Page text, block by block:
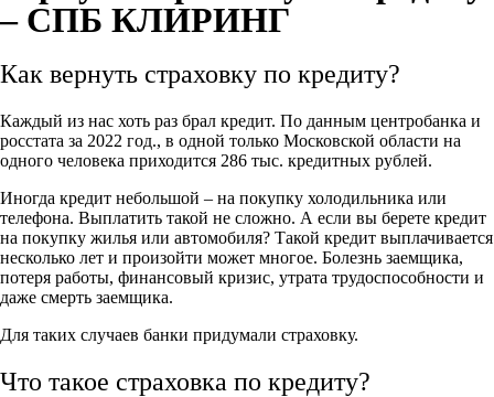
– СПБ КЛИРИНГ
Как вернуть страховку по кредиту?
Каждый из нас хоть раз брал кредит. По данным центробанка и
росстата за 2022 год., в одной только Московской области на
одного человека приходится 286 тыс. кредитных рублей.
Иногда кредит небольшой – на покупку холодильника или
телефона. Выплатить такой не сложно. А если вы берете кредит
на покупку жилья или автомобиля? Такой кредит выплачивается
несколько лет и произойти может многое. Болезнь заемщика,
потеря работы, финансовый кризис, утрата трудоспособности и
даже смерть заемщика.
Для таких случаев банки придумали страховку.
Что такое страховка по кредиту?